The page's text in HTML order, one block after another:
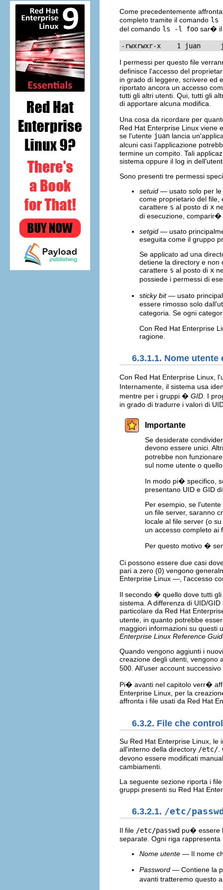
Come precedentemente
completo tramite il comando ls
del comando ls -l foo sar� il
-rwxrwxr-x    1 juan
I permessi per questo file
definisce l'accesso del
in grado di leggere, scrivere ed
riportato ancora un accesso
tutti gli altri utenti. Qui, tutti gli
di apportare alcuna modifica.
Una cosa da ricordare per
Red Hat Enterprise Linux viene
se l'utente juan lancia
alcuni casi l'applicazione
termine un compito. Tali
sistema oppure il log in
Sono presenti tre permessi
setuid — usato solo per le
come proprietario del file,
carattere s al posto di x
di esecuzione,
setgid — usato
eseguita come il gruppo
Se applicato ad una
detiene la directory e non
carattere s al posto di x
possiede i permessi di
sticky bit— usato
essere rimosso solo
categoria. Se ogni
Con Red Hat Enterprise
ragione.
6.3.1.1. Nome utente
Con Red Hat Enterprise Linux,
Internamente, il sistema usa
mentre per i gruppi � GID . I
in grado di tradurre i valori di
Importante
Se desiderate
devono essere unici.
potrebbe non
sul nome utente o
In modo pi� specifico,
presentano UID e GID
Per esempio, se l'utente
un file server, saranno
locale al file server (o
un accesso completo ai
Per questo motivo �
Ci possono essere due casi
pari a zero (0) vengono
Enterprise Linux —, l'accesso
Il secondo � quello dove tutti
sistema. A differenza di UID/
particolare da Red Hat
utente, in quanto potrebbe
maggiori informazioni su questi
Enterprise Linux Reference
Quando vengono aggiunti i
creazione degli utenti, vengono
500. All'user account
Pi� avanti nel capitolo verr�
Enterprise Linux, per la
affronta i file usati da Red Hat
6.3.2. File che
Su Red Hat Enterprise Linux, le
all'interno della directory /etc/
devono essere modificati
cambiamenti.
La seguente sezione riporta i
gruppi presenti su Red Hat
6.3.2.1. /etc/
Il file /etc/passwd pu� essere
separate. Ogni riga
Nome utente — Il nome
Password — Contiene la
avanti tratteremo questo